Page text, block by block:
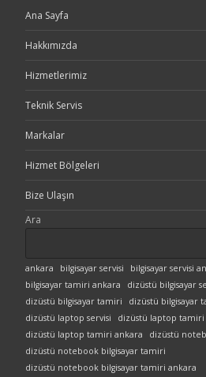
Ana Sayfa
Hakkımızda
Hizmetlerimiz
Teknik Servis
Markalar
Hizmet Bölgeleri
Bize Ulaşın
Ara
ankara bilgisayar servisi bilgisayar servisi
bilgisayar tamiri ankara
dizüstü bilgisayar
dizüstü bilgisayar tamiri
dizüstü bilgisayar
dizüstü laptop servisi
dizüstü laptop tamiri
dizüstü laptop tamiri ankara
dizüstü
dizüstü notebook bilgisayar tamiri
dizüstü notebook bilgisayar tamiri ankara